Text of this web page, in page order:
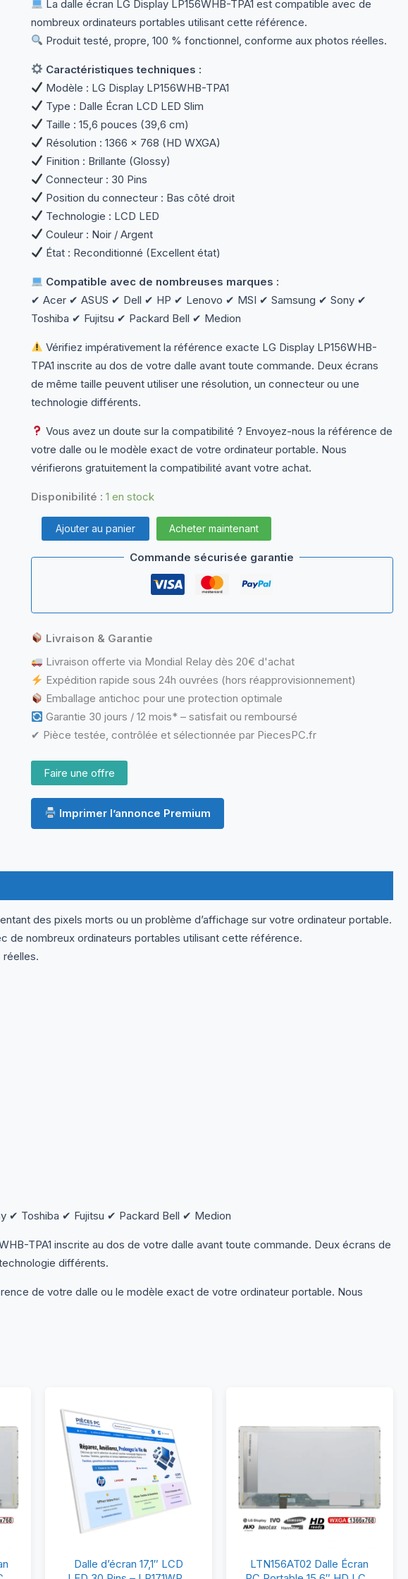
La dalle écran LG Display LP156WHB-TPA1 est compatible avec de
nombreux ordinateurs portables utilisant cette référence.
Produit testé, propre, 100 % fonctionnel, conforme aux photos réelles.
Caractéristiques techniques :
Modèle : LG Display LP156WHB-TPA1
Type : Dalle Écran LCD LED Slim
Taille : 15,6 pouces (39,6 cm)
Résolution : 1366 × 768 (HD WXGA)
Finition : Brillante (Glossy)
Connecteur : 30 Pins
Position du connecteur : Bas côté droit
Technologie : LCD LED
Couleur : Noir / Argent
État : Reconditionné (Excellent état)
Compatible avec de nombreuses marques :
✔ Acer ✔ ASUS ✔ Dell ✔ HP ✔ Lenovo ✔ MSI ✔ Samsung ✔ Sony ✔
Toshiba ✔ Fujitsu ✔ Packard Bell ✔ Medion
Vérifiez impérativement la référence exacte LG Display LP156WHB-
TPA1 inscrite au dos de votre dalle avant toute commande. Deux écrans
de même taille peuvent utiliser une résolution, un connecteur ou une
technologie différents.
Vous avez un doute sur la compatibilité ? Envoyez-nous la référence de
votre dalle ou le modèle exact de votre ordinateur portable. Nous
vérifierons gratuitement la compatibilité avant votre achat.
Disponibilité : 1 en stock
quantité
de
15,6"
LCD
LED
Slim
30
Pins
Brillante
Ajouter au panier Acheter maintenant
Commande sécurisée garantie
Livraison & Garantie
Livraison offerte via Mondial Relay dès 20€ d'achat
Expédition rapide sous 24h ouvrées (hors réapprovisionnement)
Emballage antichoc pour une protection optimale
Garantie 30 jours / 12 mois* – satisfait ou remboursé
✔ Pièce testée, contrôlée et sélectionnée par PiecesPC.fr
Faire une offre
Imprimer l’annonce Premium
des pixels morts ou un problème d’affichage sur votre ordinateur portable.
de nombreux ordinateurs portables utilisant cette référence.
Toshiba ✔ Fujitsu ✔ Packard Bell ✔ Medion
TPA1 inscrite au dos de votre dalle avant toute commande. Deux écrans de
différents.
de votre dalle ou le modèle exact de votre ordinateur portable. Nous
Dalle
d’écran
Dalle d’écran 17,1″ LCD
LTN156AT02
Dalle
LTN156AT02 Dalle Écran